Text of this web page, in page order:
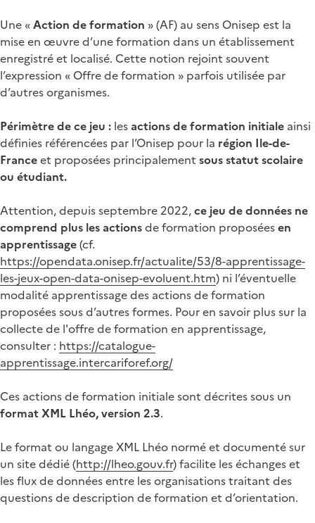
Une «Action de formation » (AF) au sens Onisep est la
mise en œuvre d’une formation dans un établissement
enregistré et localisé. Cette notion rejoint souvent
l’expression « Offre de formation » parfois utilisée par
d’autres organismes.
Périmètre de ce jeu : lesactions de formation initiale ainsi
définies référencées par l’Onisep pour la région Ile-de-
Franceet proposées principalement sous statut scolaire
ou étudiant.
Attention, depuis septembre 2022,ce jeu de données ne
comprend plus les actionsde formation proposéesen
apprentissage(cf.
https://opendata.onisep.fr/actualite/53/8-apprentissage-
les-jeux-open-data-onisep-evoluent.htm) ni l’éventuelle
modalité apprentissage des actions de formation
proposées sous d’autres formes. Pour en savoir plus sur la
collecte de l'offre de formation en apprentissage,
consulter : https://catalogue-
apprentissage.intercariforef.org/
Ces actions de formation initiale sont décrites sous un
format XML Lhéo, version 2.3.
Le format ou langage XML Lhéo normé et documenté sur
un site dédié (http://lheo.gouv.fr) facilite les échanges et
les flux de données entre les organisations traitant des
questions de description de formation et d’orientation.